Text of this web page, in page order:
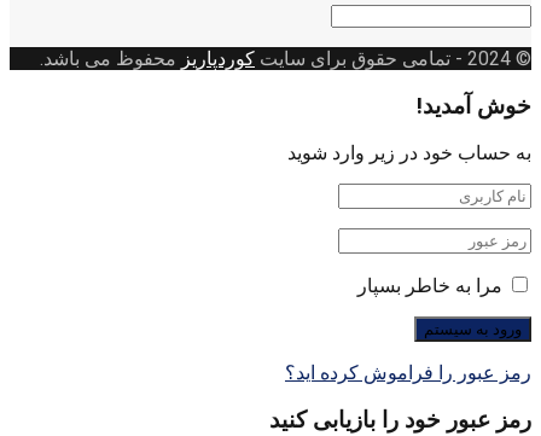
دسته
© 2024
- تمامی حقوق برای سایت کوردپاریز محفوظ می باشد.
خوش آمدید!
به حساب خود در زیر وارد شوید
مرا به خاطر بسپار
رمز عبور را فراموش کرده اید؟
رمز عبور خود را بازیابی کنید